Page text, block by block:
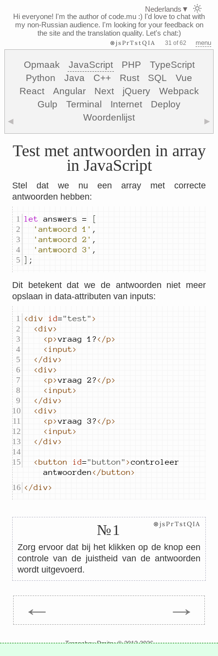
Hi everyone! I'm the author of code.mu :) I'd love to chat with
my non-Russian audience. I'm looking for your feedback on
the site and the translation quality. Let's chat:)
⊗jsPrTstQIA 31 of 62 menu
Opmaak JavaScript PHP
TypeScript
Python
Java C++ Rust SQL
Vue
React
Angular Next jQuery
Webpack
Gulp
Terminal Internet
Deploy
Woordenlijst
◀ ▶
Test met antwoorden in array
in JavaScript
Stel dat we nu een array met correcte
antwoorden hebben:
let answers =
[
'antwoord 1' ,
'antwoord 2' ,
'antwoord 3' ,
] ;
Dit betekent dat we de antwoorden niet meer
opslaan in data-attributen van inputs:
<div id="test" >
<div>
<p>vraag 1? </p>
<input>
</div>
<div>
<p>vraag 2? </p>
<input>
</div>
<div>
<p>vraag 3? </p>
<input>
</div>
<button id="button" >controleer
antwoorden </button>
</div>
№1 ⊗jsPrTstQIA
Zorg ervoor dat bij het klikken op de knop een
controle van de juistheid van de antwoorden
wordt uitgevoerd.
← →
Trepachev Dmitry © 2012-2026
Nederlands ▼